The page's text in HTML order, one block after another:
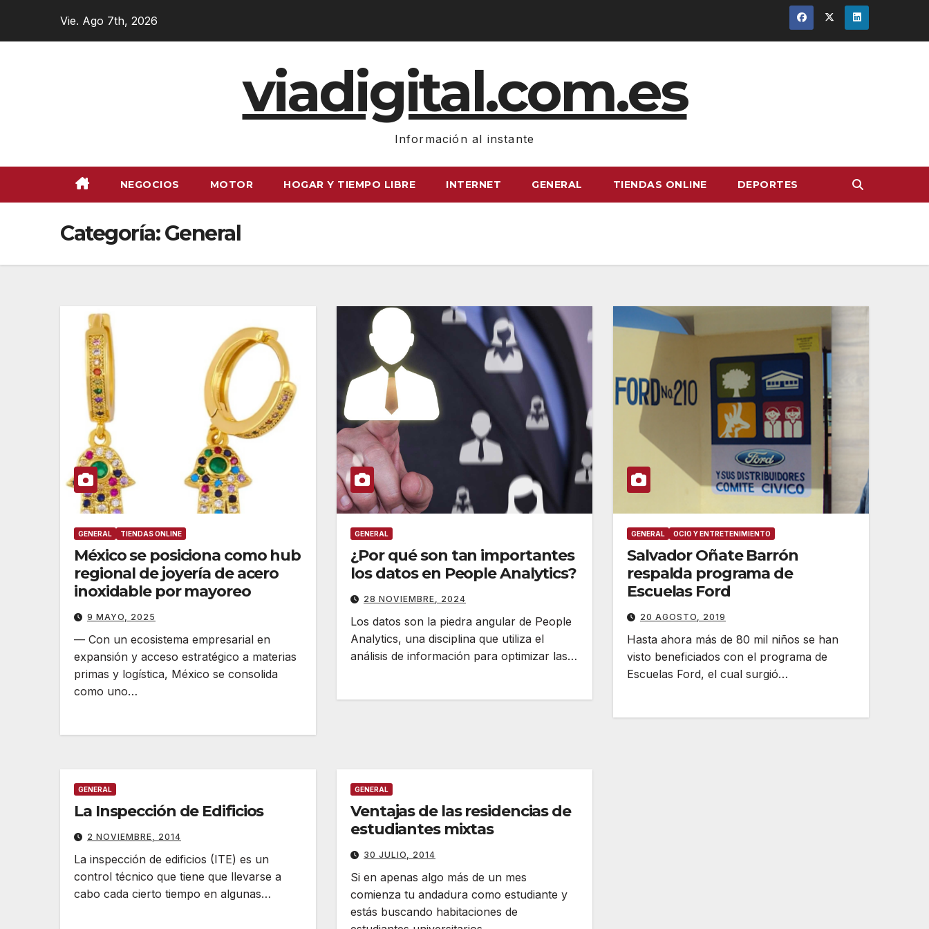
Vie. Ago 7th, 2026
viadigital.com.es
Información al instante
NEGOCIOS MOTOR HOGAR Y TIEMPO LIBRE INTERNET GENERAL TIENDAS ONLINE DEPORTES
Categoría:General
GENERAL TIENDAS ONLINE
México se posiciona como hub
regional de joyería de acero
inoxidable por mayoreo
9 MAYO, 2025
— Con un ecosistema empresarial en
expansión y acceso estratégico a materias
primas y logística, México se consolida
como uno…
GENERAL
¿Por qué son tan importantes
los datos en People Analytics?
28 NOVIEMBRE, 2024
Los datos son la piedra angular de People
Analytics, una disciplina que utiliza el
análisis de información para optimizar las…
GENERAL OCIO Y ENTRETENIMIENTO
Salvador Oñate Barrón
respalda programa de
Escuelas Ford
20 AGOSTO, 2019
Hasta ahora más de 80 mil niños se han
visto beneficiados con el programa de
Escuelas Ford, el cual surgió…
GENERAL
La Inspección de Edificios
2 NOVIEMBRE, 2014
La inspección de edificios (ITE) es un
control técnico que tiene que llevarse a
cabo cada cierto tiempo en algunas…
GENERAL
Ventajas de las residencias de
estudiantes mixtas
30 JULIO, 2014
Si en apenas algo más de un mes
comienza tu andadura como estudiante y
estás buscando habitaciones de